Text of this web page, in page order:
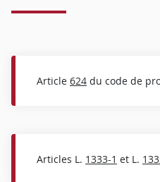
Article 624 du code de
Articles L. 1333-1 et L.